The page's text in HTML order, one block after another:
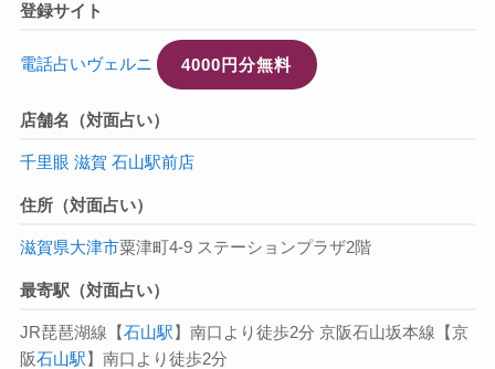
登録サイト
電話占いヴェルニ 4000円分無料
店舗名（対面占い）
千里眼 滋賀 石山駅前店
住所（対面占い）
滋賀県大津市粟津町4-9 ステーションプラザ2階
最寄駅（対面占い）
JR琵琶湖線【石山駅】南口より徒歩2分 京阪石山坂本線【京
阪石山駅】南口より徒歩2分